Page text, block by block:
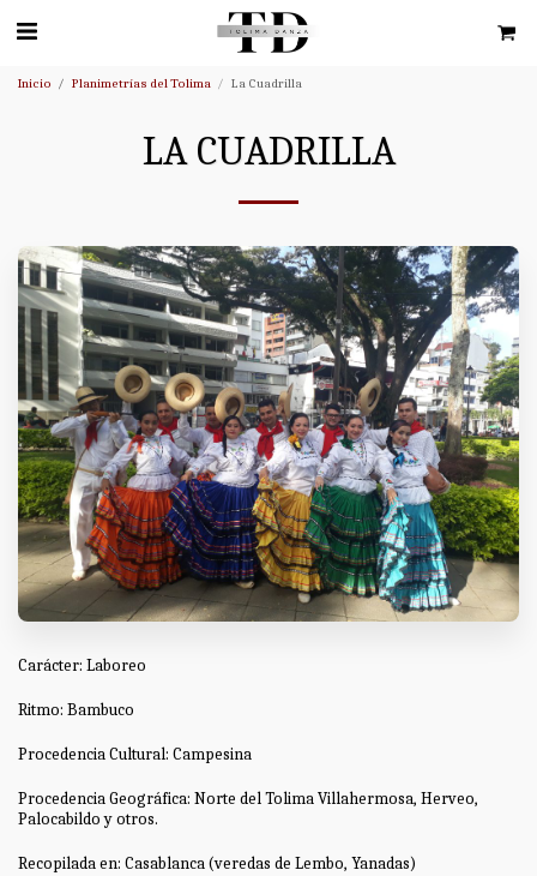
Inicio Planimetrías del Tolima La Cuadrilla
LA CUADRILLA
Carácter: Laboreo
Ritmo: Bambuco
Procedencia Cultural: Campesina
Procedencia Geográfica: Norte del Tolima Villahermosa, Herveo,
Palocabildo y otros.
Recopilada en: Casablanca (veredas de Lembo, Yanadas)